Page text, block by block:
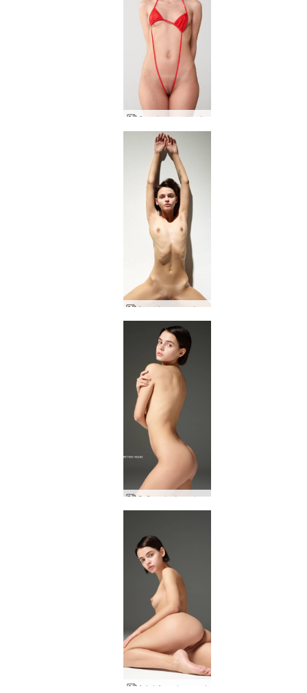
Άριελ αγγελικός
Ακραία γυμνά Άριελ
Ο Άριελ άγγελος αφέθηκε ελεύθερος
Ariel Angel γυμνά